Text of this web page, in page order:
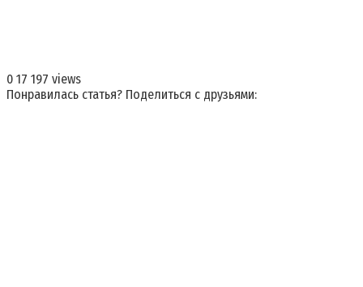
0 17 197 views
Понравилась статья? Поделиться с друзьями: